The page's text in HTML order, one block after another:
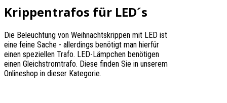
Krippentrafos für LED´s
Die Beleuchtung von Weihnachtskrippen mit LED ist
eine feine Sache - allerdings benötigt man hierfür
einen speziellen Trafo. LED-Lämpchen benötigen
einen Gleichstromtrafo. Diese finden Sie in unserem
Onlineshop in dieser Kategorie.